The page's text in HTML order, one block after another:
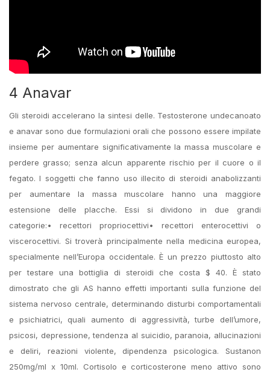
4 Anavar
Gli steroidi accelerano la sintesi delle. Testosterone undecanoato
e anavar sono due formulazioni orali che possono essere impilate
insieme per aumentare significativamente la massa muscolare e
perdere grasso; senza alcun apparente rischio per il cuore o il
fegato. I soggetti che fanno uso illecito di steroidi anabolizzanti
per aumentare la massa muscolare hanno una maggiore
estensione delle placche. Essi si dividono in due grandi
categorie:• recettori propriocettivi• recettori enterocettivi o
viscerocettivi. Si troverà principalmente nella medicina europea,
specialmente nell’Europa occidentale. È un prezzo piuttosto alto
per testare una bottiglia di steroidi che costa $ 40. È stato
dimostrato che gli AS hanno effetti importanti sulla funzione del
sistema nervoso centrale, determinando disturbi comportamentali
e psichiatrici, quali aumento di aggressività, turbe dell’umore,
psicosi, depressione, tendenza al suicidio, paranoia, allucinazioni
e deliri, reazioni violente, dipendenza psicologica. Sustanon
250mg/ml x 10ml. Cortisolo e corticosterone meno attivo sono